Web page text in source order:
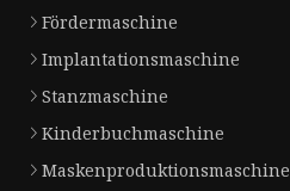
Fördermaschine
Implantationsmaschine
Stanzmaschine
Kinderbuchmaschine
Maskenproduktionsmaschine